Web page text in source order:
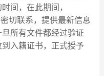
间，在此期间，
切联系，提供最新信息
所有文件都经过验证
入籍证书，正式授予